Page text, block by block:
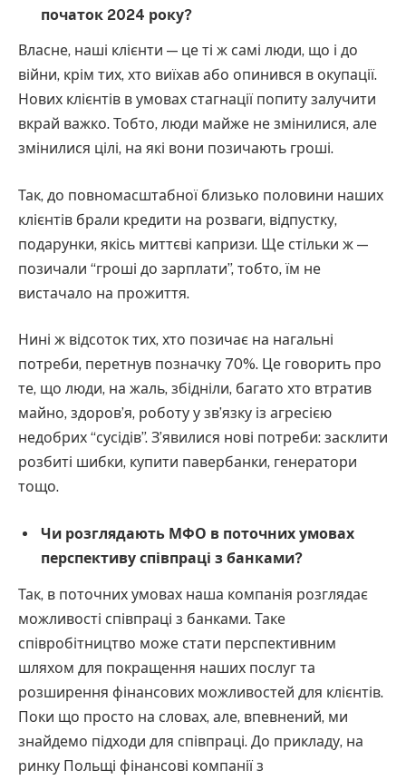
початок 2024 року?
Власне, наші клієнти — це ті ж самі люди, що і до
війни, крім тих, хто виїхав або опинився в окупації.
Нових клієнтів в умовах стагнації попиту залучити
вкрай важко. Тобто, люди майже не змінилися, але
змінилися цілі, на які вони позичають гроші.
Так, до повномасштабної близько половини наших
клієнтів брали кредити на розваги, відпустку,
подарунки, якісь миттєві капризи. Ще стільки ж —
позичали “гроші до зарплати”, тобто, їм не
вистачало на прожиття.
Нині ж відсоток тих, хто позичає на нагальні
потреби, перетнув позначку 70%. Це говорить про
те, що люди, на жаль, збідніли, багато хто втратив
майно, здоров’я, роботу у зв’язку із агресією
недобрих “сусідів”. З’явилися нові потреби: засклити
розбиті шибки, купити павербанки, генератори
тощо.
Чи розглядають МФО в поточних умовах
перспективу співпраці з банками?
Так, в поточних умовах наша компанія розглядає
можливості співпраці з банками. Таке
співробітництво може стати перспективним
шляхом для покращення наших послуг та
розширення фінансових можливостей для клієнтів.
Поки що просто на словах, але, впевнений, ми
знайдемо підходи для співпраці. До прикладу, на
ринку Польщі фінансові компанії з